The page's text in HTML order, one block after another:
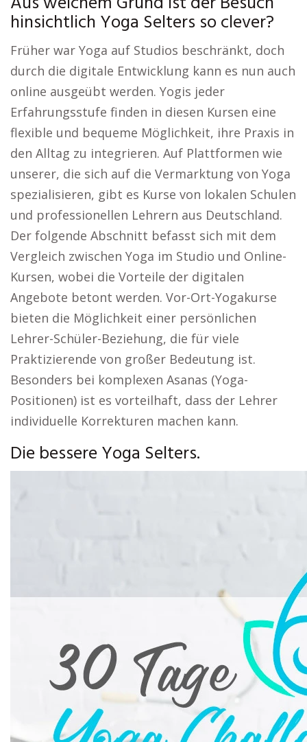
hinsichtlich Yoga Selters so clever?
Früher war Yoga auf Studios beschränkt, doch
durch die digitale Entwicklung kann es nun auch
online ausgeübt werden. Yogis jeder
Erfahrungsstufe finden in diesen Kursen eine
flexible und bequeme Möglichkeit, ihre Praxis in
den Alltag zu integrieren. Auf Plattformen wie
unserer, die sich auf die Vermarktung von Yoga
spezialisieren, gibt es Kurse von lokalen Schulen
und professionellen Lehrern aus Deutschland.
Der folgende Abschnitt befasst sich mit dem
Vergleich zwischen Yoga im Studio und Online-
Kursen, wobei die Vorteile der digitalen
Angebote betont werden. Vor-Ort-Yogakurse
bieten die Möglichkeit einer persönlichen
Lehrer-Schüler-Beziehung, die für viele
Praktizierende von großer Bedeutung ist.
Besonders bei komplexen Asanas (Yoga-
Positionen) ist es vorteilhaft, dass der Lehrer
individuelle Korrekturen machen kann.
Die bessere Yoga Selters.